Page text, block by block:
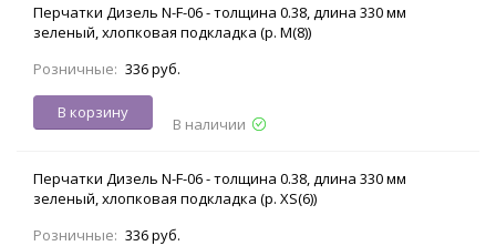
Перчатки Дизель N-F-06 - толщина 0.38, длина 330 мм
зеленый, хлопковая подкладка (р. M(8))
Розничные: 336 руб.
В корзину
В наличии
Перчатки Дизель N-F-06 - толщина 0.38, длина 330 мм
зеленый, хлопковая подкладка (р. XS(6))
Розничные: 336 руб.